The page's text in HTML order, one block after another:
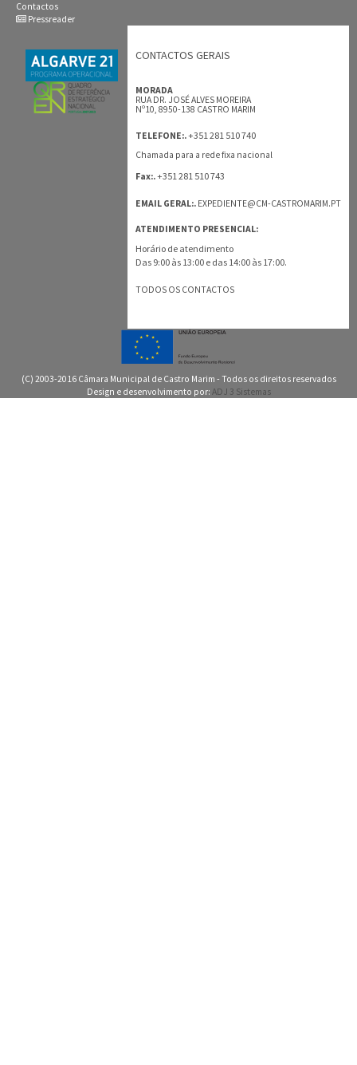
Contactos
Pressreader
CONTACTOS GERAIS
MORADA
RUA DR. JOSÉ ALVES MOREIRA
Nº10, 8950-138 CASTRO MARIM
TELEFONE:.+351 281 510 740
Chamada para a rede fixa nacional
Fax:.+351 281 510 743
EMAIL GERAL:. EXPEDIENTE@CM-CASTROMARIM.PT
ATENDIMENTO PRESENCIAL:
Horário de atendimento
Das 9:00 às 13:00 e das 14:00 às 17:00.
TODOS OS CONTACTOS
(C) 2003-2016 Câmara Municipal de Castro Marim - Todos os direitos reservados
Design e desenvolvimento por: ADJ 3 Sistemas